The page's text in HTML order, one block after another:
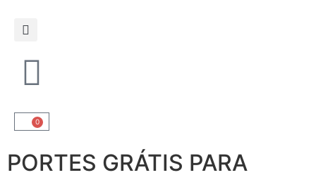
0
PORTES GRÁTIS PARA